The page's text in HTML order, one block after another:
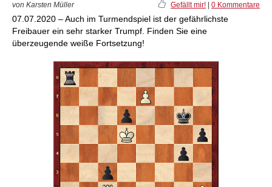
von Karsten Müller Gefällt mir! 0 Kommentare
07.07.2020 – Auch im Turmendspiel ist der gefährlichste
Freibauer ein sehr starker Trumpf. Finden Sie eine
überzeugende weiße Fortsetzung!